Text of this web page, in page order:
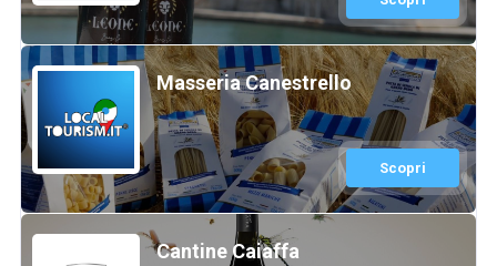
Masseria Canestrello
Scopri
Cantine Caiaffa